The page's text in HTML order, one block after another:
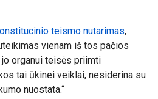
teismo nutarimas,
vienam iš tos pačios
organui teisės priimti
tai ūkinei veiklai, nesiderina su
nuostata.“